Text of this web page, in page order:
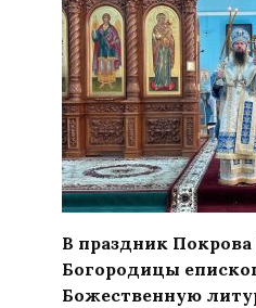
В праздник Покрова
Богородицы
Божественную